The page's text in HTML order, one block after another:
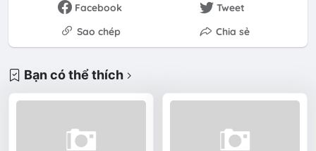
Facebook
Tweet
Sao chép
Chia sẻ
Bạn có thể thích